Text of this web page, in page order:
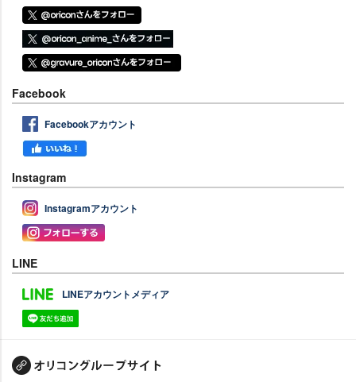
Facebook
Facebookアカウント
Instagram
Instagramアカウント
LINE
LINEアカウントメディア